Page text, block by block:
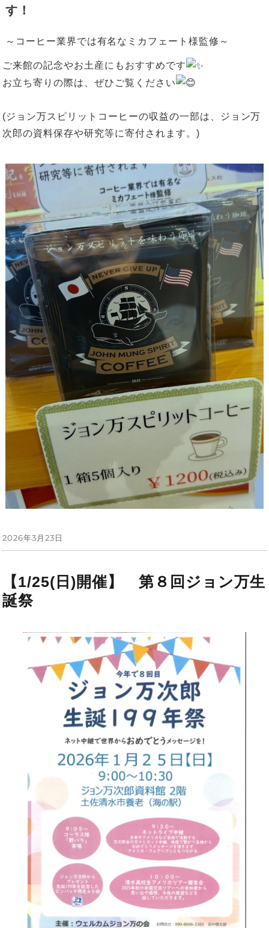
す！
～コーヒー業界では有名なミカフェート様監修～
ご来館の記念やお土産にもおすすめです
お立ち寄りの際は、ぜひご覧ください
(ジョン万スピリットコーヒーの収益の一部は、ジョン万
次郎の資料保存や研究等に寄付されます。)
投
稿
2026年3月23日
【1/25(日)開催】 第８回ジョン万生
誕祭